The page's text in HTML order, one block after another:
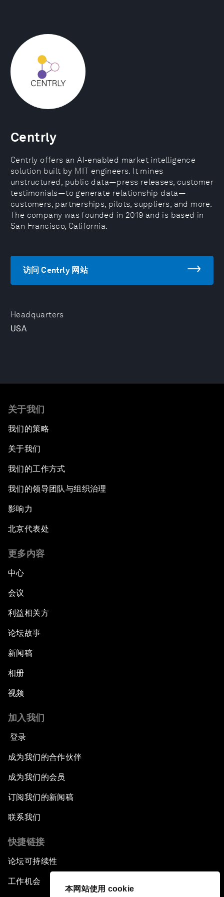
本网站使用 cookie
Headquarters
USA
Centrly
Centrly offers an AI-enabled market intelligence
solution built by MIT engineers. It mines
unstructured, public data—press releases, customer
testimonials—to generate relationship data—
customers, partnerships, pilots, suppliers, and more.
The company was founded in 2019 and is based in
San Francisco, California.
访问 Centrly 网站
关于我们
我们的策略
关于我们
我们的工作方式
我们的领导团队与组织治理
影响力
北京代表处
更多内容
中心
会议
利益相关方
论坛故事
新闻稿
相册
视频
加入我们
登录
成为我们的合作伙伴
成为我们的会员
订阅我们的新闻稿
联系我们
快捷链接
论坛可持续性
工作机会